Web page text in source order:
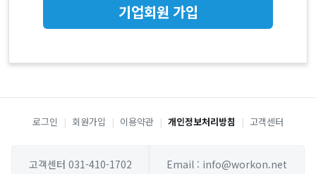
기업회원 가입
로그인 | 회원가입 | 이용약관 | 개인정보처리방침 | 고객센터
고객센터 031-410-1702 Email : info@workon.net